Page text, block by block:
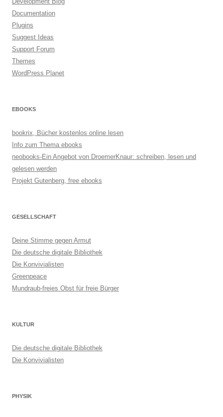
Documentation
Plugins
Suggest Ideas
Support Forum
Themes
WordPress Planet
EBOOKS
bookrix, Bücher kostenlos online lesen
Info zum Thema ebooks
neobooks-Ein Angebot von DroemerKnaur: schreiben, lesen und
gelesen werden
Projekt Gutenberg, free ebooks
GESELLSCHAFT
Deine Stimme gegen Armut
Die deutsche digitale Bibliothek
Die Konvivialisten
Greenpeace
Mundraub-freies Obst für freie Bürger
KULTUR
Die deutsche digitale Bibliothek
Die Konvivialisten
PHYSIK